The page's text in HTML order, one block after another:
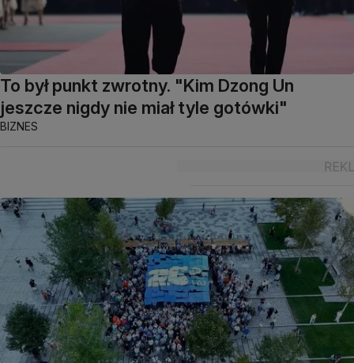
To był punkt zwrotny. "Kim Dzong Un
jeszcze nigdy nie miał tyle gotówki"
BIZNES